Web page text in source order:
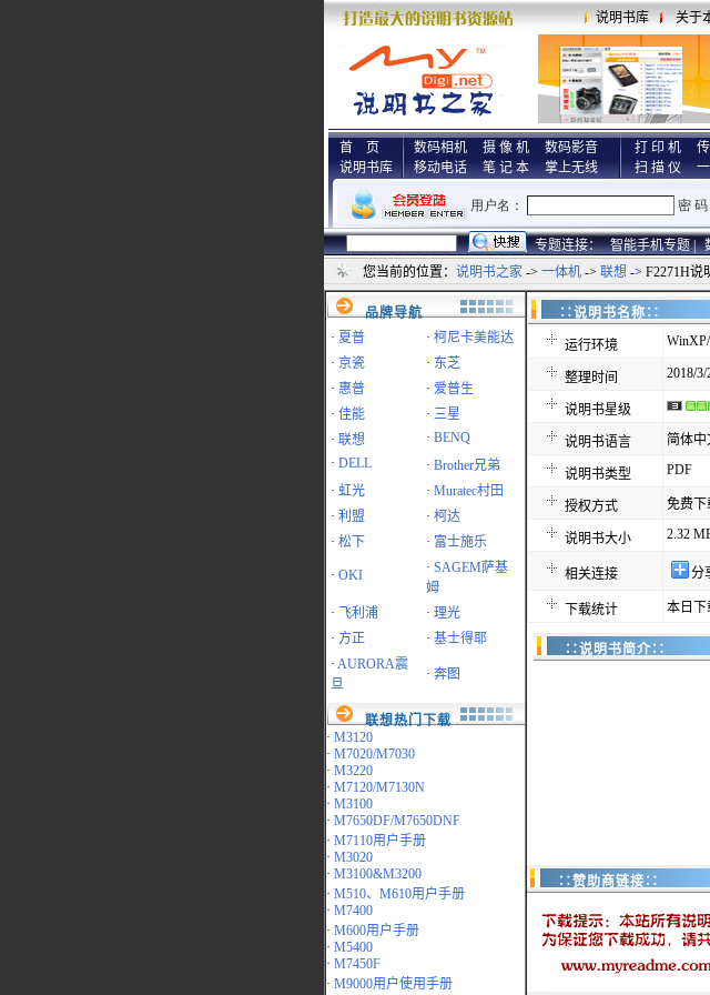
说明书库 关于
首 页
说明书库
数码相机 摄 像 机
数码影音
移动电话
笔 记 本 掌上无线
打 印 机
扫 描 仪
专题连接： 智能手机专题 |
您当前的位置： 说明书之家 -> 一体机 -> 联想 -> F2271H说
品牌导航
· 夏普 · 柯尼卡美能达
· 京瓷 · 东芝
· 惠普 · 爱普生
· 佳能 · 三星
· 联想 · BENQ
· DELL · Brother兄弟
· 虹光 · Muratec村田
· 利盟 · 柯达
· 松下 · 富士施乐
· OKI · SAGEM萨基
姆
·
飞利浦 · 理光
· 方正 · 基士得耶
· AURORA震
旦
· 奔图
联想热门下载
· M3120
· M7020/M7030
· M3220
· M7120/M7130N
· M3100
· M7650DF/M7650DNF
· M7110用户手册
· M3020
· M3100&M3200
· M510、M610用户手册
· M7400
· M600用户手册
· M5400
· M7450F
· M9000用户使用手册
∷说明书名称
运行环境
整理时间 2018/3/
说明书星级
说明书语言 简体中
说明书类型 PDF
授权方式 免费下
说明书大小 2.32
相关连接 分
下载统计 本日
∷说明书简介∷
∷赞助商链接∷